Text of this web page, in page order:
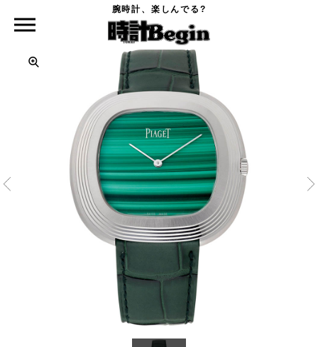
腕時計、楽しんでる?
エクストリームリー・ピアジェ・アーティ